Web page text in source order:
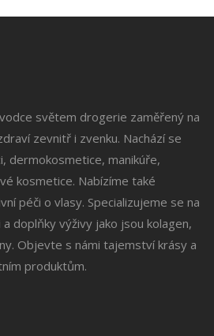
světem drogerie zaměřený na
zevnitř i zvenku. Nachází se
dermokosmetice, manikúře,
kosmetice. Nabízíme také
péči o vlasy. Specializujeme se na
doplňky výživy jako jsou kolagen,
Objevte s námi tajemství krásy a
produktům.